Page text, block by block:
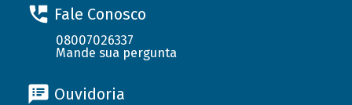
Fale Conosco
08007026337
Mande sua pergunta
Ouvidoria